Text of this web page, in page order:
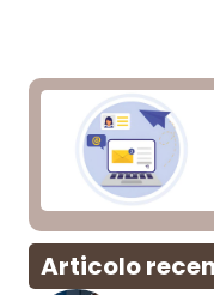
Articolo